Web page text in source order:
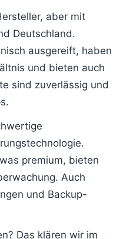
aber mit
Deutschland.
ausgereift, haben
und bieten auch
sind zuverlässig und
premium, bieten
Auch
und Backup-
Das klären wir im